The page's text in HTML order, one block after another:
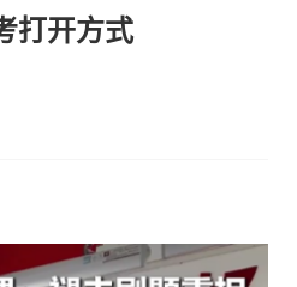
打开方式